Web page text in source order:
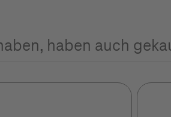
haben auch